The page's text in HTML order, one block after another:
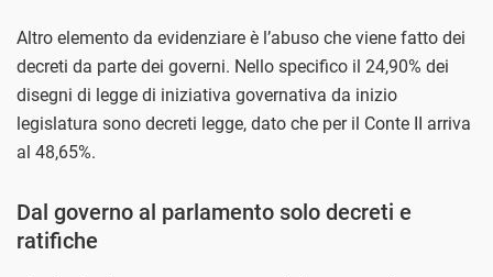
Altro elemento da evidenziare è l’abuso che viene fatto dei
decreti da parte dei governi. Nello specifico il 24,90% dei
disegni di legge di iniziativa governativa da inizio
legislatura sono decreti legge, dato che per il Conte II arriva
al 48,65%.
Dal governo al parlamento solo decreti e
ratifiche